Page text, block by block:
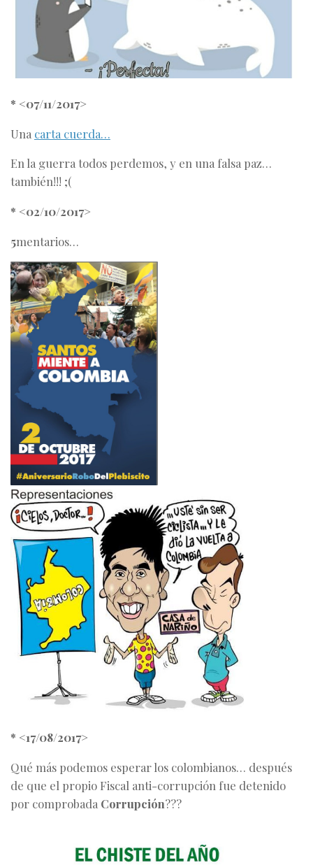
* <07/11/2017>
Una carta cuerda…
En la guerra todos perdemos, y en una falsa paz…
también!!! ;(
* <02/10/2017>
5mentarios…
* <17/08/2017>
Qué más podemos esperar los colombianos… después
de que el propio Fiscal anti-corrupción fue detenido
por comprobada Corrupción???